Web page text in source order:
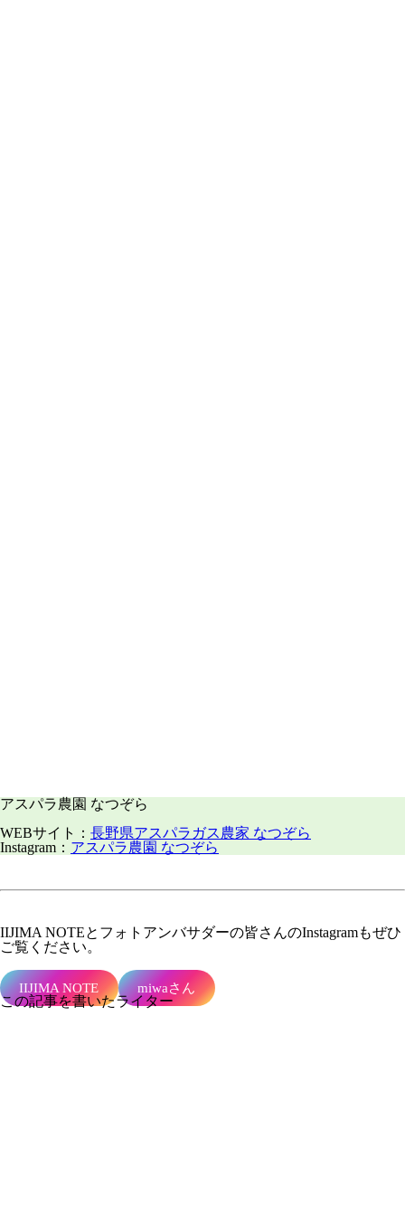
アスパラ農園 なつぞら
WEBサイト： 長野県アスパラガス農家 なつぞら
Instagram： アスパラ農園 なつぞら
IIJIMA NOTEとフォトアンバサダーの皆さんのInstagramもぜひ
ご覧ください。
IIJIMA NOTE miwaさん
この記事を書いたライター